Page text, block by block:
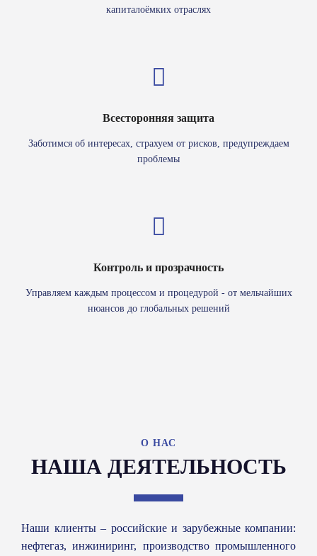
капиталоёмких отраслях
Всесторонняя защита
Заботимся об интересах, страхуем от рисков, предупреждаем
проблемы
Контроль и прозрачность
Управляем каждым процессом и процедурой - от мельчайших
нюансов до глобальных решений
О НАС
НАША ДЕЯТЕЛЬНОСТЬ
Наши клиенты – российские и зарубежные компании:
нефтегаз, инжиниринг, производство промышленного